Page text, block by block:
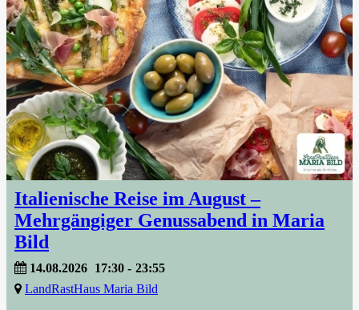
Italienische Reise im August –
Mehrgängiger Genussabend in Maria
Bild
14.08.2026 17:30 - 23:55
LandRastHaus Maria Bild